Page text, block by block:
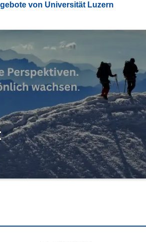
von Universität Luzern